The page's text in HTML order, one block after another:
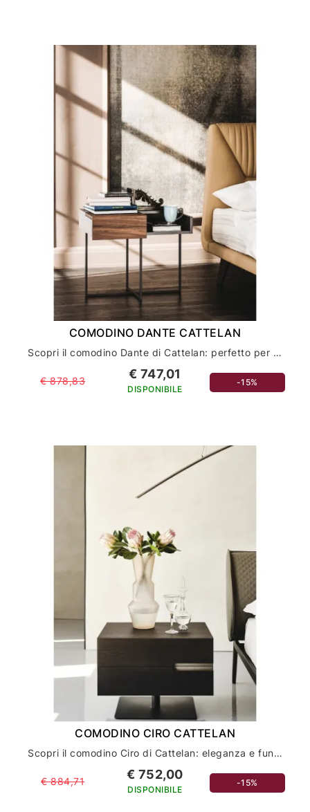
COMODINO DANTE CATTELAN
Scopri il comodino Dante di Cattelan: perfetto per arredare la tua casa con stile ed eleganza
€ 878,83 € 747,01
DISPONIBILE
-15%
COMODINO CIRO CATTELAN
Scopri il comodino Ciro di Cattelan: eleganza e funzionalità per l'arredamento della tua casa
€ 884,71 € 752,00
DISPONIBILE
-15%